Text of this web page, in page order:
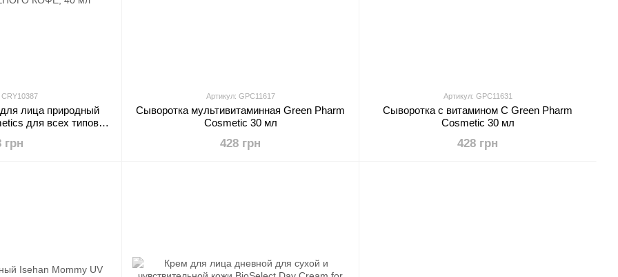
лица природный
для всех типов
АБРИКОСОВЫХ
грн
Артикул: GPC11617
Сыворотка мультивитаминная Green Pharm
Cosmetic 30 мл
428 грн
Артикул: GPC11631
Сыворотка с витамином С Green Pharm
Cosmetic 30 мл
428 грн